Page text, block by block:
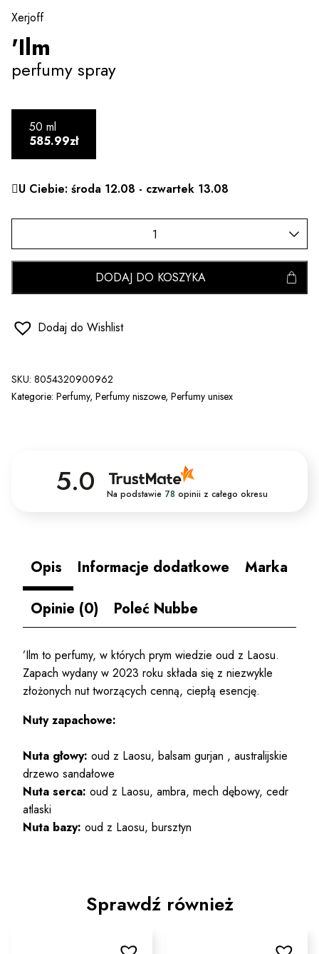
Xerjoff
'Ilm
perfumy spray
50 ml
585.99zł
U Ciebie: środa 12.08 - czwartek 13.08
DODAJ DO KOSZYKA
Dodaj do Wishlist
SKU: 8054320900962
Kategorie: Perfumy, Perfumy niszowe, Perfumy unisex
5.0 Na podstawie 78 opinii z całego okresu
Opis Informacje dodatkowe
Marka
Opinie (0)
Poleć Nubbe
’Ilm to perfumy, w których prym wiedzie oud z Laosu.
Zapach wydany w 2023 roku składa się z niezwykle
złożonych nut tworzących cenną, ciepłą esencję.
Nuty zapachowe:
Nuta głowy: oud z Laosu, balsam gurjan , australijskie
drzewo sandałowe
Nuta serca: oud z Laosu, ambra, mech dębowy, cedr
atlaski
Nuta bazy: oud z Laosu, bursztyn
Sprawdź również